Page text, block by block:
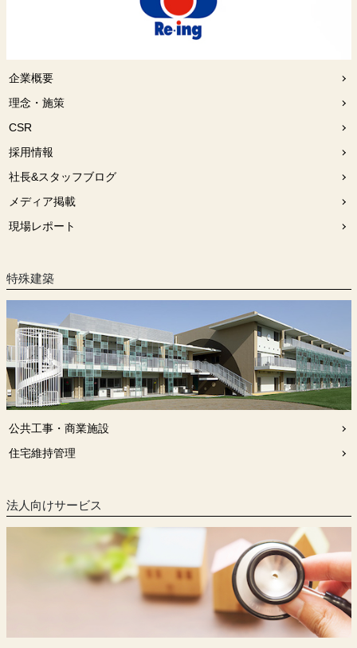
企業概要
理念・施策
CSR
採用情報
社長&スタッフブログ
メディア掲載
現場レポート
特殊建築
公共工事・商業施設
住宅維持管理
法人向けサービス